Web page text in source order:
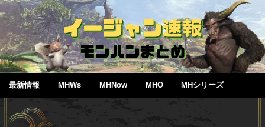
最新情報 MHWs MHNow MHO MHシリーズ